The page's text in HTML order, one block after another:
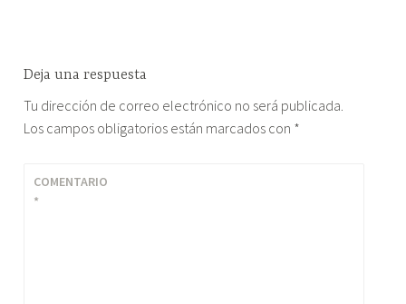
Deja una respuesta
Tu dirección de correo electrónico no será publicada.
Los campos obligatorios están marcados con *
COMENTARIO
*